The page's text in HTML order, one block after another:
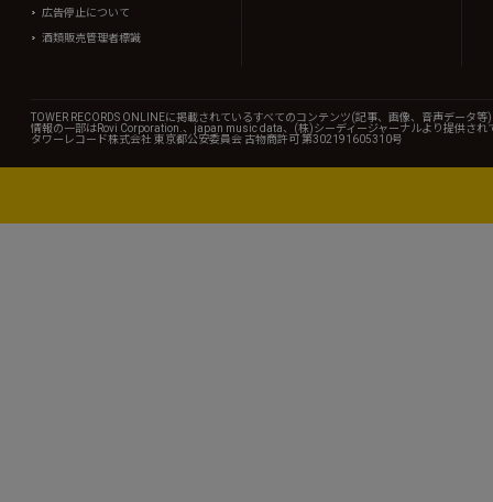
広告停止について
酒類販売管理者標識
TOWER RECORDS ONLINEに掲載されているすべてのコンテンツ(記事、画像、音声データ
情報の一部はRovi Corporation.、japan music data、(株)シーディージャーナルより提供され
タワーレコード株式会社 東京都公安委員会 古物商許可 第302191605310号